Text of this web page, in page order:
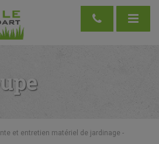
et entretien matériel de jardinage -